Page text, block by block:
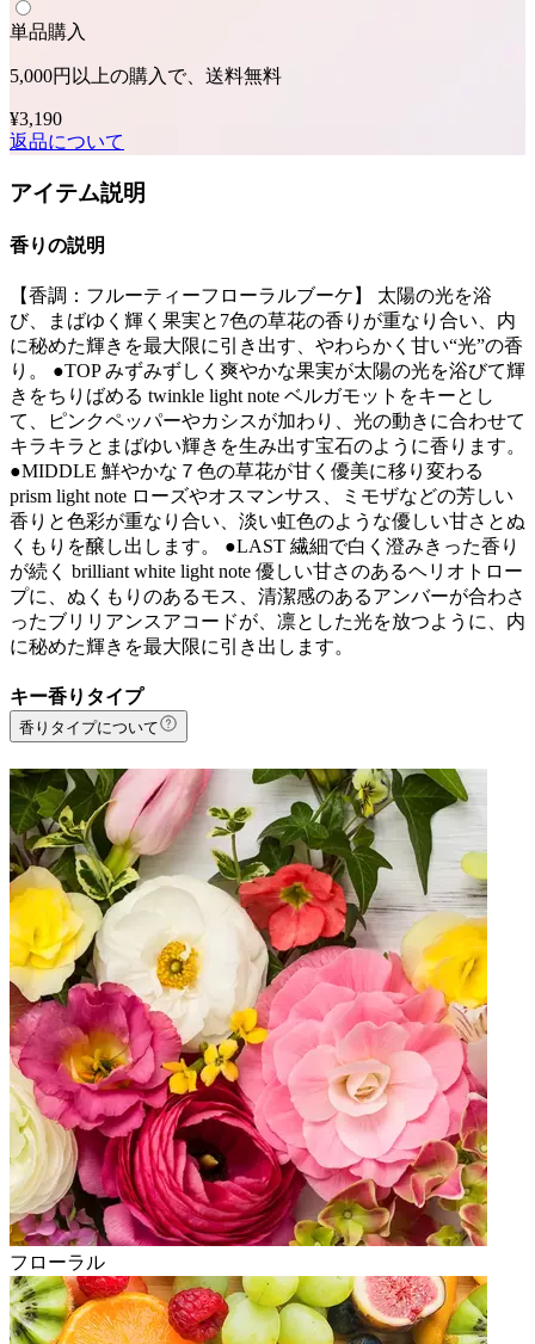
単品購入
5,000円以上の購入で、送料無料
¥3,190
返品について
アイテム説明
香りの説明
【香調：フルーティーフローラルブーケ】 太陽の光を浴
び、まばゆく輝く果実と7色の草花の香りが重なり合い、内
に秘めた輝きを最大限に引き出す、やわらかく甘い“光”の香
り。 ●TOP みずみずしく爽やかな果実が太陽の光を浴びて輝
きをちりばめる twinkle light note ベルガモットをキーとし
て、ピンクペッパーやカシスが加わり、光の動きに合わせて
キラキラとまばゆい輝きを生み出す宝石のように香ります。
●MIDDLE 鮮やかな７色の草花が甘く優美に移り変わる
prism light note ローズやオスマンサス、ミモザなどの芳しい
香りと色彩が重なり合い、淡い虹色のような優しい甘さとぬ
くもりを醸し出します。 ●LAST 繊細で白く澄みきった香り
が続く brilliant white light note 優しい甘さのあるヘリオトロー
プに、ぬくもりのあるモス、清潔感のあるアンバーが合わさ
ったブリリアンスアコードが、凛とした光を放つように、内
に秘めた輝きを最大限に引き出します。
キー香りタイプ
香りタイプについて
フローラル